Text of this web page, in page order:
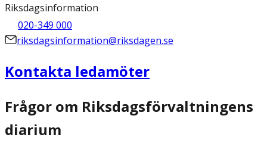
Riksdagsinformation
020-349 000
riksdagsinformation@riksdagen.se
Kontakta ledamöter
Frågor om Riksdagsförvaltningens
diarium